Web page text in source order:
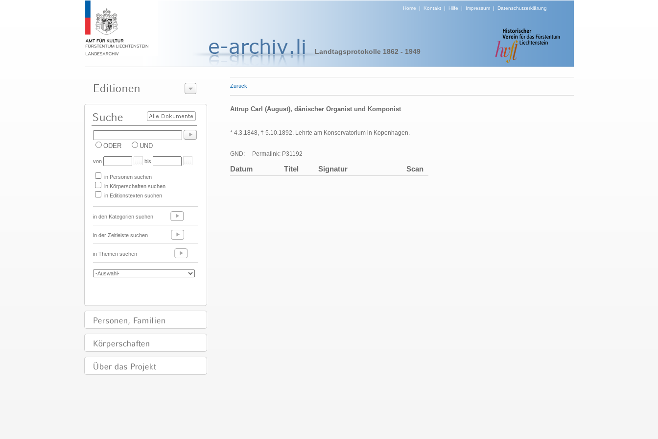
Home | Kontakt| Hilfe | Impressum| Datenschutzerklärung
Landtagsprotokolle 1862 - 1949
ODER UND
von bis
in Personen suchen
in Körperschaften suchen
in Editionstexten suchen
in den Kategorien suchen
in der Zeitleiste suchen
in Themen suchen
Zurück
Attrup Carl (August), dänischer Organist und Komponist
* 4.3.1848, † 5.10.1892. Lehrte am Konservatorium in Kopenhagen.
GND: Permalink: P31192
Datum Titel Signatur Scan